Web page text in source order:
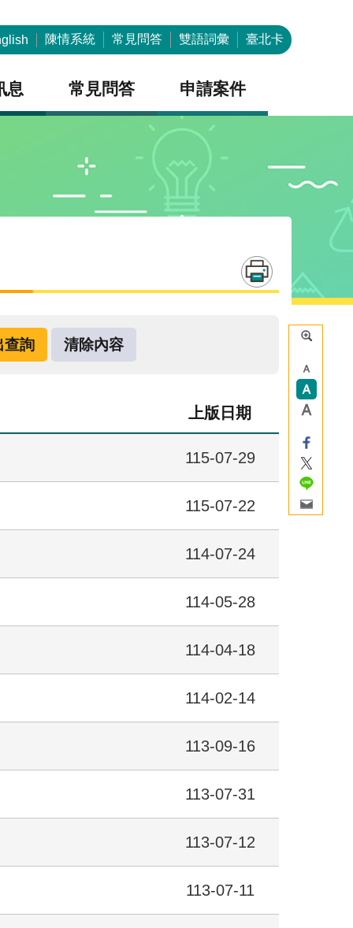
陳情系統 常見問答 雙語詞彙 臺北卡
息 常見問答 申請案件
上版日期
115-07-29
115-07-22
114-07-24
114-05-28
114-04-18
114-02-14
113-09-16
113-07-31
113-07-12
113-07-11